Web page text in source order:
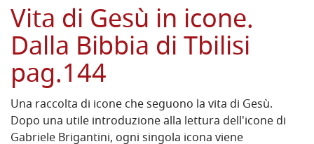
Vita di Gesù in icone.
Dalla Bibbia di Tbilisi
pag.144
Una raccolta di icone che seguono la vita di Gesù.
Dopo una utile introduzione alla lettura dell'icone di
Gabriele Brigantini, ogni singola icona viene